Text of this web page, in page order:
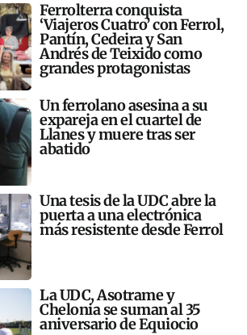
Ferrolterra conquista
‘Viajeros Cuatro’ con Ferrol,
Pantín, Cedeira y San
Andrés de Teixido como
grandes protagonistas
Un ferrolano asesina a su
expareja en el cuartel de
Llanes y muere tras ser
abatido
Una tesis de la UDC abre la
puerta a una electrónica
más resistente desde Ferrol
La UDC, Asotrame y
Chelonia se suman al 35
aniversario de Equiocio